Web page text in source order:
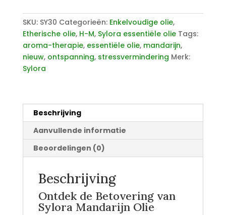
SKU: SY30 Categorieën: Enkelvoudige olie,
Etherische olie, H-M, Sylora essentiële olie Tags:
aroma-therapie, essentiële olie, mandarijn,
nieuw, ontspanning, stressvermindering Merk:
Sylora
Beschrijving
Aanvullende informatie
Beoordelingen (0)
Beschrijving
Ontdek de Betovering van
Sylora Mandarijn Olie